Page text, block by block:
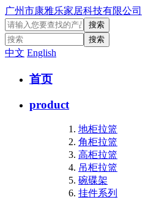
广州市康雅乐家居科技有限公司
中文 English
首页
product
地柜拉篮
角柜拉篮
高柜拉篮
吊柜拉篮
碗碟架
挂件系列